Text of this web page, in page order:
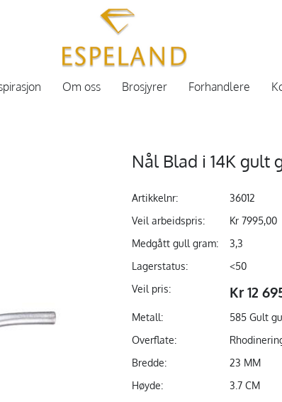
Om oss Brosjyrer Forhandlere
Nål Blad i 14K gult
Artikkelnr:
36012
Veil arbeidspris:
Kr 7995,00
Medgått gull gram:
3,3
Lagerstatus:
<50
Veil pris:
Kr 12
Metall:
585 Gult
Overflate:
Bredde:
23 MM
Høyde:
3.7 CM